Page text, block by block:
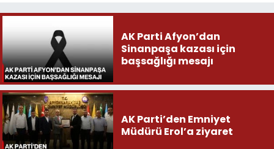
AK Parti Afyon’dan
Sinanpaşa kazası için
başsağlığı mesajı
AK Parti’den Emniyet
Müdürü Erol’a ziyaret